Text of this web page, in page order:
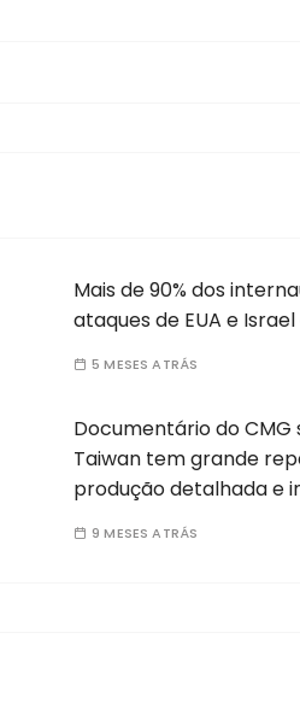
Mais de 90% dos
ataques de EUA e
5 MESES ATRÁS
Documentário do
Taiwan tem grande
produção detalhada e
9 MESES ATRÁS